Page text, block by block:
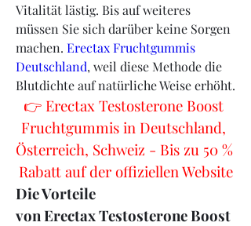
Vitalität lästig. Bis auf weiteres
müssen Sie sich darüber keine Sorgen
machen. Erectax Fruchtgummis
Deutschland, weil diese Methode die
Blutdichte auf natürliche Weise erhöht.
👉 Erectax Testosterone Boost
Fruchtgummis in Deutschland,
Österreich, Schweiz - Bis zu 50 %
Rabatt auf der offiziellen Website
Die Vorteile
von Erectax Testosterone Boost